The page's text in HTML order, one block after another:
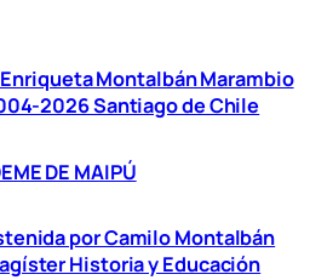
Montalbán Marambio
2026 Santiago de Chile
DE MAIPÚ
por Camilo Montalbán
Historia y Educación